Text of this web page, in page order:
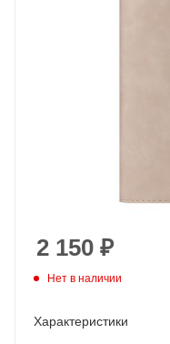
2 150 ₽
Нет в наличии
Характеристики